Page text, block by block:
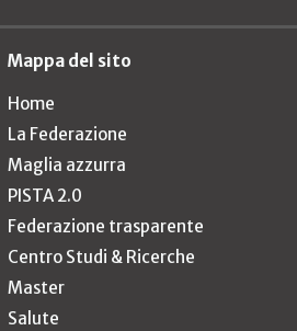
Mappa del sito
Home
La Federazione
Maglia azzurra
PISTA 2.0
Federazione trasparente
Centro Studi & Ricerche
Master
Salute